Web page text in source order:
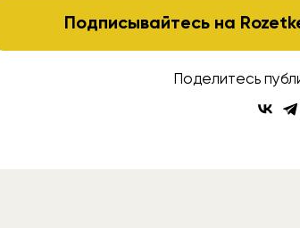
Подписывайтесь на
Поделитесь